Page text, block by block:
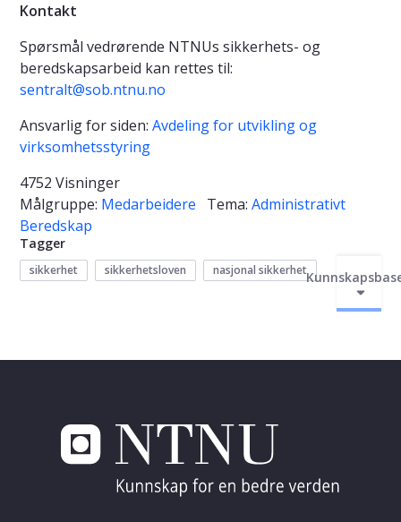
Kontakt
Spørsmål vedrørende NTNUs sikkerhets- og
beredskapsarbeid kan rettes til:
sentralt@sob.ntnu.no
Ansvarlig for siden: Avdeling for utvikling og
virksomhetsstyring
4752 Visninger
Målgruppe: Medarbeidere Tema: Administrativt
Beredskap
Tagger
sikkerhet sikkerhetsloven nasjonal sikkerhet